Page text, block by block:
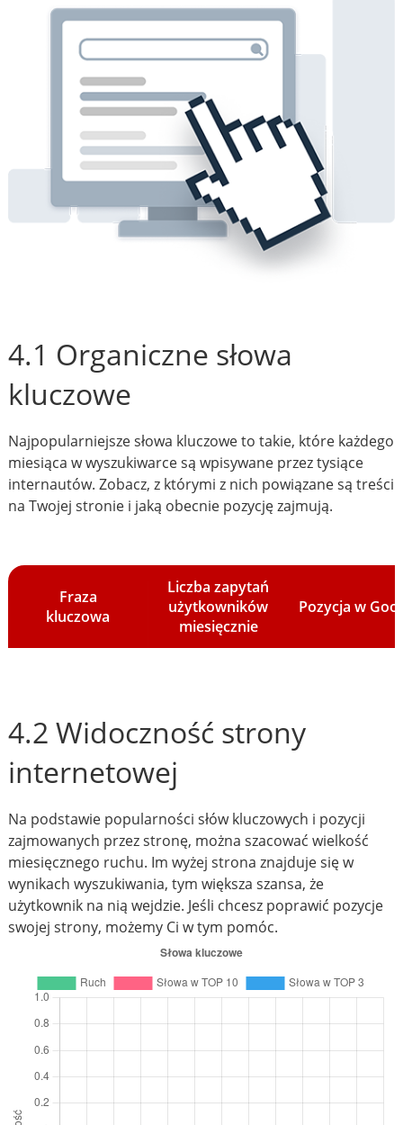
4.1 Organiczne słowa
kluczowe
Najpopularniejsze słowa kluczowe to takie, które każdego
miesiąca w wyszukiwarce są wpisywane przez tysiące
internautów. Zobacz, z którymi z nich powiązane są treści
na Twojej stronie i jaką obecnie pozycję zajmują.
Fraza
kluczowa
Liczba zapytań
użytkowników
miesięcznie
Pozycja w
4.2 Widoczność strony
internetowej
Na podstawie popularności słów kluczowych i pozycji
zajmowanych przez stronę, można szacować wielkość
miesięcznego ruchu. Im wyżej strona znajduje się w
wynikach wyszukiwania, tym większa szansa, że
użytkownik na nią wejdzie. Jeśli chcesz poprawić pozycje
swojej strony, możemy Ci w tym pomóc.